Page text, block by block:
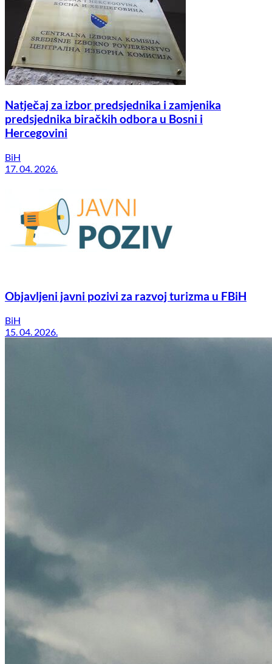
Natječaj za izbor predsjednika i zamjenika
predsjednika biračkih odbora u Bosni i
Hercegovini
BiH
17. 04. 2026.
Objavljeni javni pozivi za razvoj turizma u FBiH
BiH
15. 04. 2026.